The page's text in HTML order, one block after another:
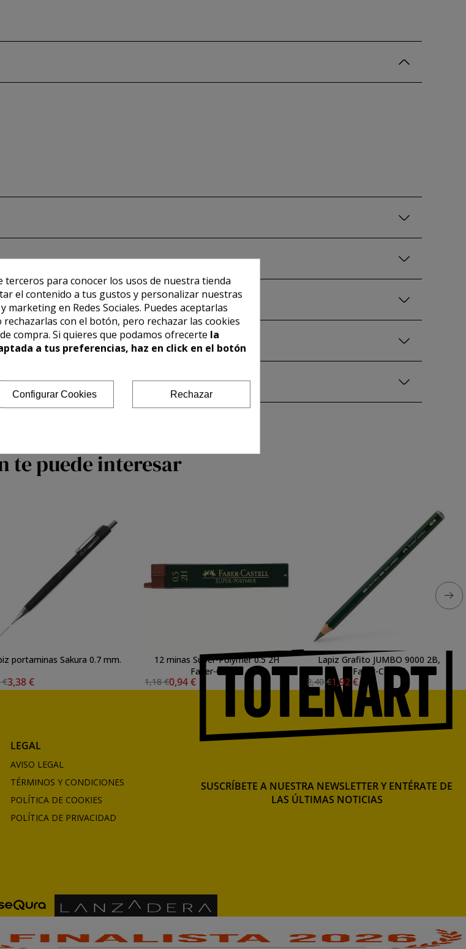
te puede interesar
portaminas Sakura 0.7 mm.
€3,38 €
12 minas Super-Polymer 0.5 2H
Faber-Castell
1,18 €0,94 €
Lapiz Grafito JUMBO 9000 2B,
Faber-Castell
2,40 €1,92 €
LEGAL
AVISO LEGAL
TÉRMINOS Y CONDICIONES
POLÍTICA DE COOKIES
POLÍTICA DE PRIVACIDAD
SUSCRÍBETE A NUESTRA NEWSLETTER Y ENTÉRATE DE
LAS ÚLTIMAS NOTICIAS
terceros para conocer los usos de nuestra tienda
el contenido a tus gustos y personalizar nuestras
marketing en Redes Sociales. Puedes aceptarlas
con el botón, pero rechazar las cookies
compra. Si quieres que podamos ofrecerte la
a tus preferencias, haz en click en el botón
Configurar Cookies Rechazar